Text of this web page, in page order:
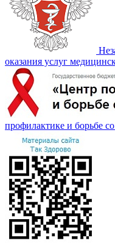
оказания услуг
профилактике и борьбе